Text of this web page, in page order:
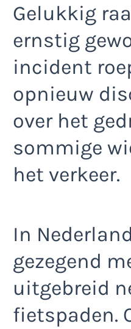
Gelukkig
ernstig
incident
opnieuw
over het
sommige
het verkeer.
In
gezegend
uitgebreid
fietspaden.